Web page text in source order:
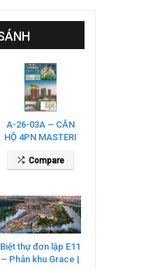
A-26-03A – CĂN
HỘ 4PN MASTERI
COSMO CENTRAL
– THE GLOBAL
Compare
Biệt thự đơn lập E11
– Phân khu Grace |